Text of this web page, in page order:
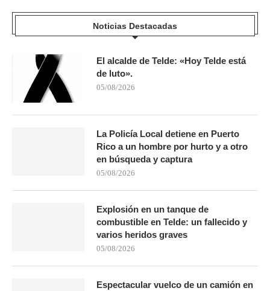
Noticias Destacadas
El alcalde de Telde: «Hoy Telde está
de luto».
05/08/2026
La Policía Local detiene en Puerto
Rico a un hombre por hurto y a otro
en búsqueda y captura
05/08/2026
Explosión en un tanque de
combustible en Telde: un fallecido y
varios heridos graves
05/08/2026
Espectacular vuelco de un camión en